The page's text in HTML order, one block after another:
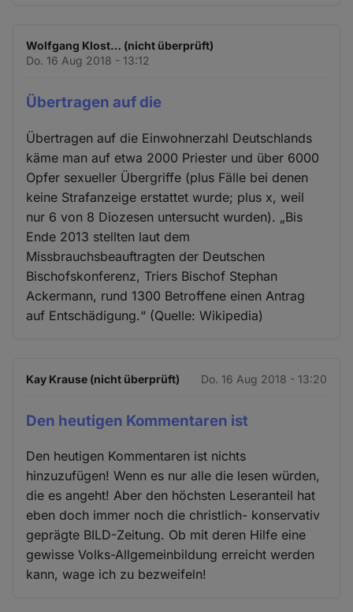
Wolfgang Klost… (nicht überprüft)
Do. 16 Aug 2018 - 13:12
Übertragen auf die
Übertragen auf die Einwohnerzahl Deutschlands
käme man auf etwa 2000 Priester und über 6000
Opfer sexueller Übergriffe (plus Fälle bei denen
keine Strafanzeige erstattet wurde; plus x, weil
nur 6 von 8 Diozesen untersucht wurden). „Bis
Ende 2013 stellten laut dem
Missbrauchsbeauftragten der Deutschen
Bischofskonferenz, Triers Bischof Stephan
Ackermann, rund 1300 Betroffene einen Antrag
auf Entschädigung.“ (Quelle: Wikipedia)
Kay Krause (nicht überprüft) Do. 16 Aug 2018 - 13:20
Den heutigen Kommentaren ist
Den heutigen Kommentaren ist nichts
hinzuzufügen! Wenn es nur alle die lesen würden,
die es angeht! Aber den höchsten Leseranteil hat
eben doch immer noch die christlich- konservativ
geprägte BILD-Zeitung. Ob mit deren Hilfe eine
gewisse Volks-Allgemeinbildung erreicht werden
kann, wage ich zu bezweifeln!